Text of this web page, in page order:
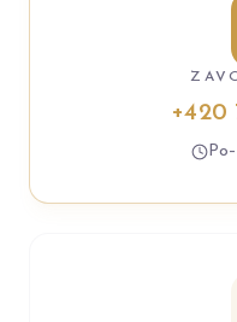
+420